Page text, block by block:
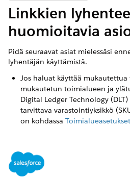
Linkkien
huomioitavia
Pidä seuraavat asiat mielessäsi
lyhentäjän käyttämistä.
Jos haluat käyttää
mukautetun toimialueen ja
Digital Ledger Technology
tarvittava varastointiyksikkö
on kohdassa
asiakaspäällikköäsi
toimialue voi vaihdella eri
vahvistaa toimialueen viestin